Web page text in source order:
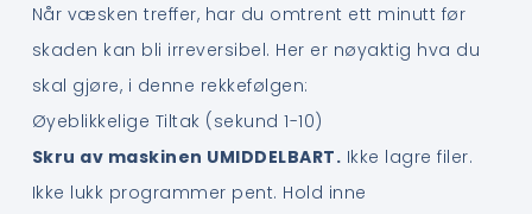
Når væsken treffer, har du omtrent ett minutt før
skaden kan bli irreversibel. Her er nøyaktig hva du
skal gjøre, i denne rekkefølgen:
Øyeblikkelige Tiltak (sekund 1-10)
Skru av maskinen UMIDDELBART. Ikke lagre filer.
Ikke lukk programmer pent. Hold inne